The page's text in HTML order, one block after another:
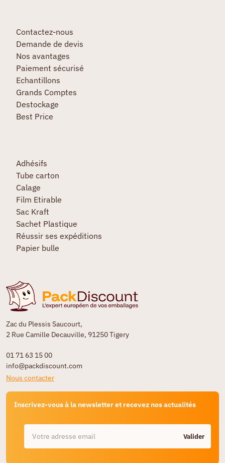
Zac du Plessis Saucourt,
2 Rue Camille Decauville, 91250 Tigery
01 71 63 15 00
info@packdiscount.com
Nous contacter
Inscrivez-vous à la newsletter et recevez nos actualités
Valider
Contactez-nous
Demande de devis
Nos avantages
Paiement sécurisé
Echantillons
Grands Comptes
Destockage
Best Price
Adhésifs
Tube carton
Calage
Film Etirable
Sac Kraft
Sachet Plastique
Réussir ses expéditions
Papier bulle